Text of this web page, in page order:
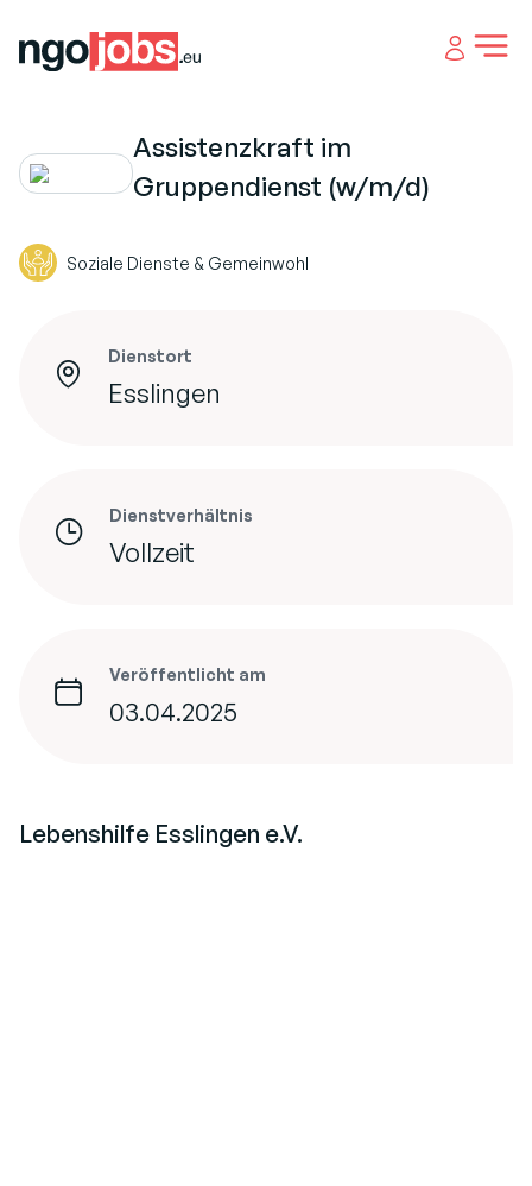
Open
Assistenzkraft im
Gruppendienst (w/m/d)
Soziale Dienste & Gemeinwohl
Dienstort
Esslingen
Dienstverhältnis
Vollzeit
Veröffentlicht am
03.04.2025
Lebenshilfe Esslingen e.V.